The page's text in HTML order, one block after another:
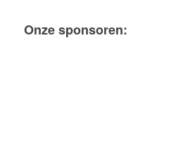
Onze sponsoren: